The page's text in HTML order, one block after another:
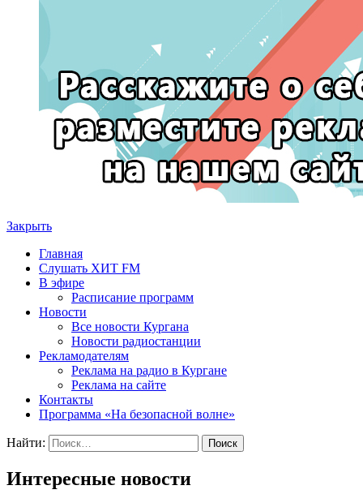
Закрыть
Главная
Слушать ХИТ FM
В эфире
Расписание программ
Новости
Все новости Кургана
Новости радиостанции
Рекламодателям
Реклама на радио в Кургане
Реклама на сайте
Контакты
Программа «На безопасной волне»
Найти:
Интересные новости